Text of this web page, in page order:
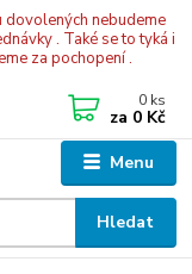
dovolených nebudeme
. Také se to tyká i
za pochopení .
Menu
Hledat
0 ks
za 0 Kč